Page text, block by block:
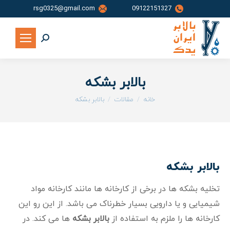
09122151327
rsg0325@gmail.com
جستجو:
بالابر بشکه
شما اینجا هستید:
خانه مقالات بالابر بشکه
بالابر بشکه
تخلیه بشکه ها در برخی از کارخانه ها مانند کارخانه مواد
شیمیایی و یا دارویی بسیار خطرناک می باشد. از این رو این
کارخانه ها را ملزم به استفاده از بالابر بشکه ها می کند. در